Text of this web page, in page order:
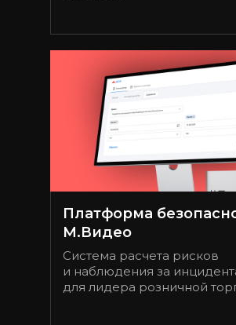
Платформа
М.Видео
Система расчета рисков
и наблюдения за
для лидера розничной